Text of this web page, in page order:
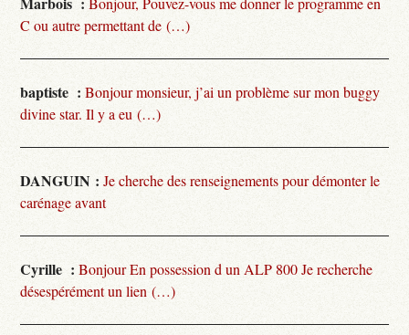
C ou autre permettant de (…)
baptiste : Bonjour monsieur, j’ai un problème sur mon buggy
divine star. Il y a eu (…)
DANGUIN : Je cherche des renseignements pour démonter le
carénage avant
Cyrille : Bonjour En possession d un ALP 800 Je recherche
désespérément un lien (…)